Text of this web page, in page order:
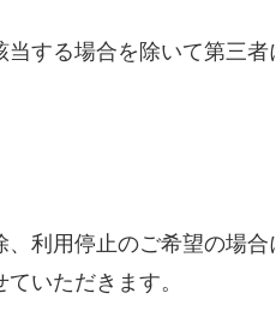
する場合を除いて第三
利用停止のご希望の場合
いただきます。